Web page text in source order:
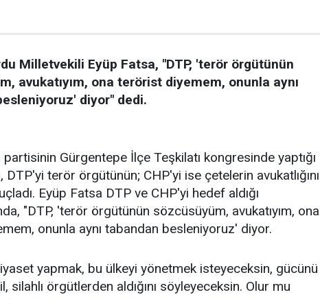
Milletvekili Eyüp Fatsa, "DTP, 'terör örgütünün
avukatıyım, ona terörist diyemem, onunla aynı
diyor" dedi.
partisinin Gürgentepe İlçe Teşkilatı kongresinde yaptığı
DTP'yi terör örgütünün; CHP'yi ise çetelerin avukatlığını
Eyüp Fatsa DTP ve CHP'yi hedef aldığı
"DTP, 'terör örgütünün sözcüsüyüm, avukatıyım, ona
onunla aynı tabandan besleniyoruz' diyor.
yapmak, bu ülkeyi yönetmek isteyeceksin, gücünü
silahlı örgütlerden aldığını söyleyeceksin. Olur mu